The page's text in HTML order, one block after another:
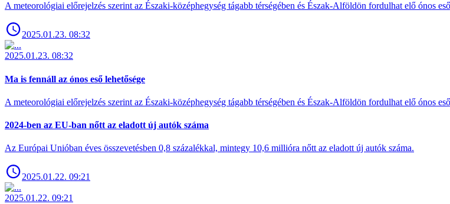
A meteorológiai előrejelzés szerint az Északi-középhegység tágabb térségében és Észak-Alföldön fordulhat elő ónos
2025.01.23. 08:32
2025.01.23. 08:32
Ma is fennáll az ónos eső lehetősége
A meteorológiai előrejelzés szerint az Északi-középhegység tágabb térségében és Észak-Alföldön fordulhat elő ónos
2024-ben az EU-ban nőtt az eladott új autók száma
Az Európai Unióban éves összevetésben 0,8 százalékkal, mintegy 10,6 millióra nőtt az eladott új autók száma.
2025.01.22. 09:21
2025.01.22. 09:21